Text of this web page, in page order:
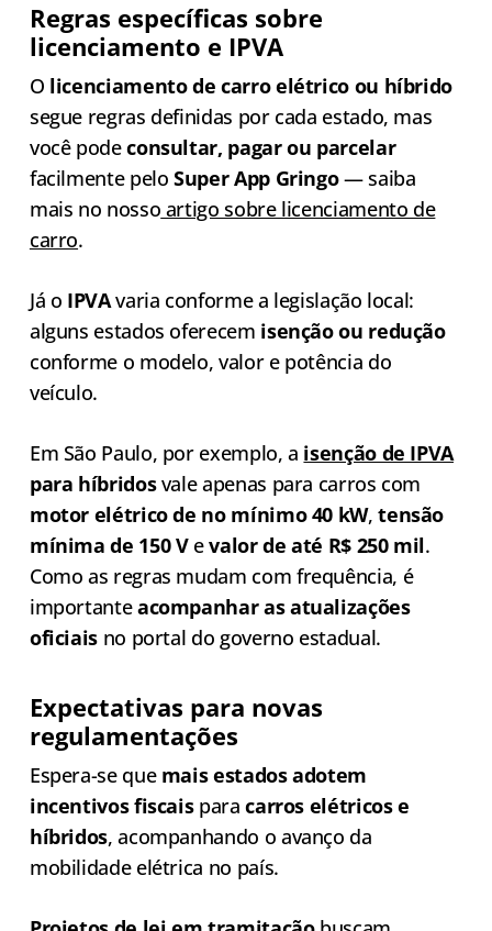
Regras específicas sobre
licenciamento e IPVA
O licenciamento de carro elétrico ou híbrido
segue regras definidas por cada estado, mas
você podeconsultar, pagar ou parcelar
facilmente peloSuper App Gringo— saiba
mais no nosso artigo sobre licenciamento de
carro.
Já o IPVAvaria conforme a legislação local:
alguns estados oferecem isenção ou redução
conforme o modelo, valor e potência do
veículo.
Em São Paulo, por exemplo, a isenção de IPVA
para híbridosvale apenas para carros com
motor elétrico de no mínimo 40 kW,tensão
mínima de 150 Vevalor de até R$ 250 mil.
Como as regras mudam com frequência, é
importanteacompanhar as atualizações
oficiais no portal do governo estadual.
Expectativas para novas
regulamentações
Espera-se que mais estados adotem
incentivos fiscaisparacarros elétricos e
híbridos, acompanhando o avanço da
mobilidade elétrica no país.